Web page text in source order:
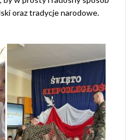
oraz tradycje narodowe.